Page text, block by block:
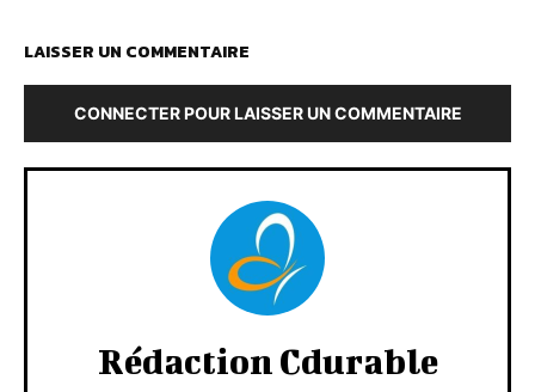
LAISSER UN COMMENTAIRE
CONNECTER POUR LAISSER UN COMMENTAIRE
Rédaction Cdurable